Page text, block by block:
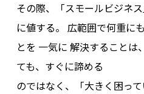
その際、「スモールビジネ
に値する。 広範囲で何重に
とを 一気に 解決することは
ても、すぐに諦める
のではなく、「大きく困っ